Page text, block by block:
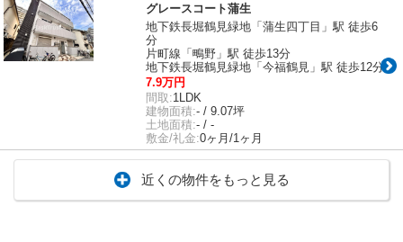
グレースコート蒲生
地下鉄長堀鶴見緑地「蒲生四丁目」駅 徒歩6
分
片町線「鴫野」駅 徒歩13分
地下鉄長堀鶴見緑地「今福鶴見」駅 徒歩12分
7.9万円
間取:1LDK
建物面積:- / 9.07坪
土地面積:- / -
敷金/礼金:0ヶ月/1ヶ月
近くの物件をもっと見る